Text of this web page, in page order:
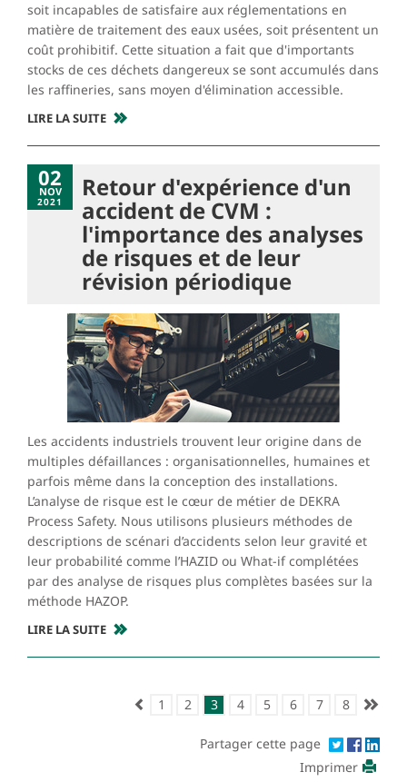
soit incapables de satisfaire aux réglementations en
matière de traitement des eaux usées, soit présentent un
coût prohibitif. Cette situation a fait que d'importants
stocks de ces déchets dangereux se sont accumulés dans
les raffineries, sans moyen d'élimination accessible.
LIRE LA SUITE
02
NOV
2021 Retour d'expérience d'un
accident de CVM :
l'importance des analyses
de risques et de leur
révision périodique
Les accidents industriels trouvent leur origine dans de
multiples défaillances : organisationnelles, humaines et
parfois même dans la conception des installations.
L’analyse de risque est le cœur de métier de DEKRA
Process Safety. Nous utilisons plusieurs méthodes de
descriptions de scénari d’accidents selon leur gravité et
leur probabilité comme l’HAZID ou What-if complétées
par des analyse de risques plus complètes basées sur la
méthode HAZOP.
LIRE LA SUITE
1 2 3 4 5 6 7 8
Partager cette page
Imprimer